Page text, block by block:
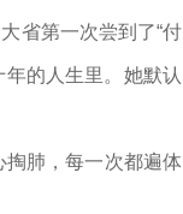
省第一次尝到了“付
的人生里。她默认
肺，每一次都遍体